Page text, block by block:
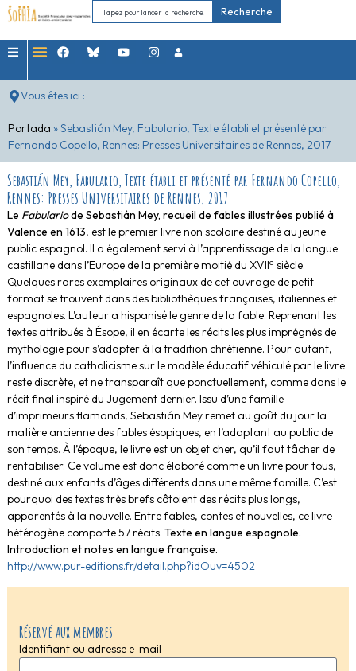
Recherche
Vous êtes ici :
Portada »Sebastián Mey, Fabulario, Texte établi et présenté par
Fernando Copello, Rennes: Presses Universitaires de Rennes, 2017
Réservé aux membres
Identifiant ou adresse e-mail
Sebastián Mey, Fabulario, Texte établi et présenté par Fernando Copello,
Rennes: Presses Universitaires de Rennes, 2017
Le Fabulariode Sebastián Mey, recueil de fables illustrées publié à
Valence en 1613, est le premier livre non scolaire destiné au jeune
public espagnol. Il a également servi à l’apprentissage de la langue
castillane dans l’Europe de la première moitié du XVIIe siècle.
Quelques rares exemplaires originaux de cet ouvrage de petit
format se trouvent dans des bibliothèques françaises, italiennes et
espagnoles. L’auteur a hispanisé le genre de la fable. Reprenant les
textes attribués à Ésope, il en écarte les récits les plus imprégnés de
mythologie pour s’adapter à la tradition chrétienne. Pour autant,
l’influence du catholicisme sur le modèle éducatif véhiculé par le livre
reste discrète, et ne transparaît que ponctuellement, comme dans le
récit final inspiré du Jugement dernier. Issu d’une famille
d’imprimeurs flamands, Sebastián Mey remet au goût du jour la
matière ancienne des fables ésopiques, en l’adaptant au public de
son temps. À l’époque, le livre est un objet cher, qu’il faut tâcher de
rentabiliser. Ce volume est donc élaboré comme un livre pour tous,
destiné aux enfants d’âges différents dans une même famille. C’est
pourquoi des textes très brefs côtoient des récits plus longs,
apparentés à la nouvelle. Entre fables, contes et nouvelles, ce livre
hétérogène comporte 57 récits. Texte en langue espagnole.
Introduction et notes en langue française.
http://www.pur-editions.fr/detail.php?idOuv=4502